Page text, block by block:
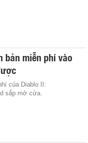
bản miễn phí vào
của Diablo II:
sắp mở cửa.